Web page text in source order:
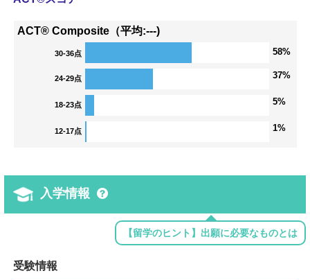
ACT® Composite（平均:---)
30-36点 58%
24-29点 37%
18-23点 5%
12-17点 1%
入学情報
【留学のヒント】出願に必要なものとは
受験情報